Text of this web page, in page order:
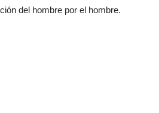
del hombre por el hombre.